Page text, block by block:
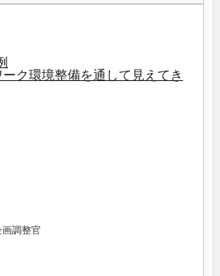
ク環境整備を通して見えてき
調整官